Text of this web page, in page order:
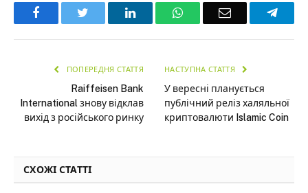
Facebook LinkedInWhatsAppEmail
ПОПЕРЕДНЯ СТАТТЯ
Raiffeisen Bank
International знову відклав
вихід з російського ринку
НАСТУПНА СТАТТЯ
У вересні планується
публічний реліз халяльної
криптовалюти Islamic Coin
СХОЖІ СТАТТІ